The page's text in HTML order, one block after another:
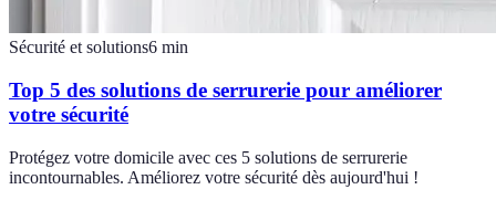
Sécurité et solutions6 min
Top 5 des solutions de serrurerie pour améliorer
votre sécurité
Protégez votre domicile avec ces 5 solutions de serrurerie
incontournables. Améliorez votre sécurité dès aujourd'hui !